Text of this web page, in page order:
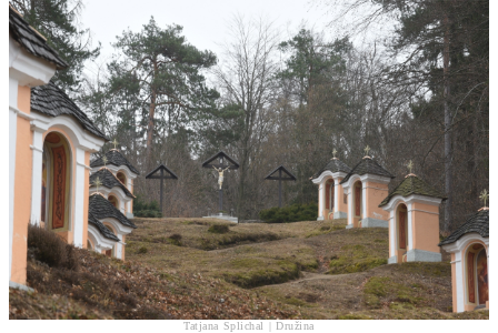
Tatjana Splichal | Družina